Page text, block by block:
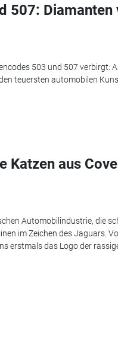
507: Diamanten
503 und 507 verbirgt:
teuersten automobilen
Katzen aus
Automobilindustrie, die
im Zeichen des Jaguars.
erstmals das Logo der